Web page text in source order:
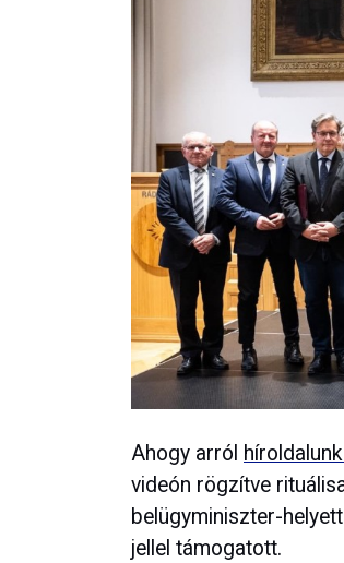
Ahogy arról
videón rögzítve
belügyminiszter-
jellel támogatott.